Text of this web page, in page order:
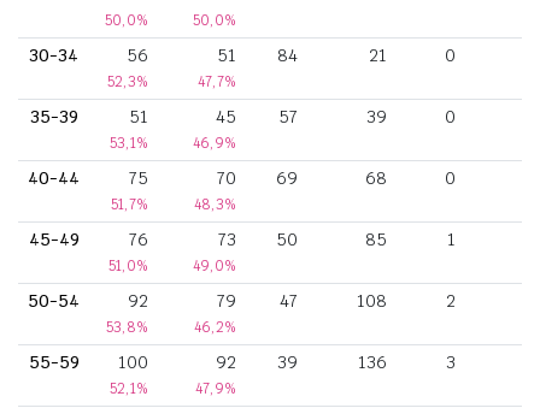
50,0% 50,0%
30-34 56
52,3%
51
47,7%
84 21 0
35-39 51
53,1%
45
46,9%
57 39 0
40-44 75
51,7%
70
48,3%
69 68 0
45-49 76
51,0%
73
49,0%
50 85 1
50-54 92
53,8%
79
46,2%
47 108 2
55-59 100
52,1%
92
47,9%
39 136 3